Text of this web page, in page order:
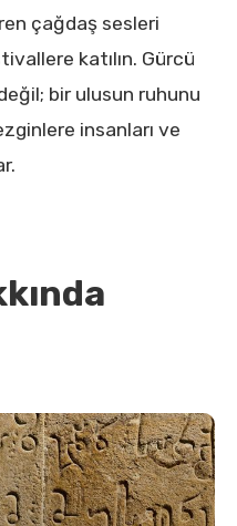
çağdaş sesleri
katılın. Gürcü
bir ulusun ruhunu
insanları ve